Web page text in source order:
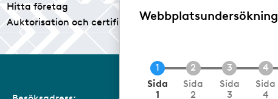
Hitta företag
Auktorisation och certifiering
Medlemsservice/Logga in
Webbplatsundersökning
N
Sida
1
Sida
2
Sida
3
Sida
4